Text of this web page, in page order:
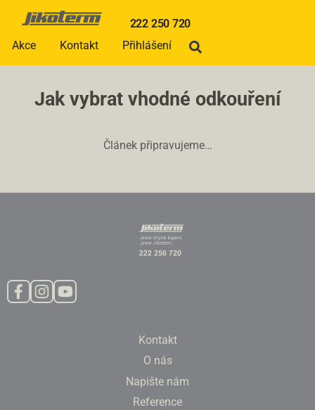
222 250 720
Akce
Kontakt Přihlášení
Jak vybrat vhodné odkouření
Článek připravujeme…
Kontakt
O nás
Napište nám
Reference